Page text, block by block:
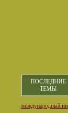
ПОСЛЕДНИЕ
ТЕМЫ
международный